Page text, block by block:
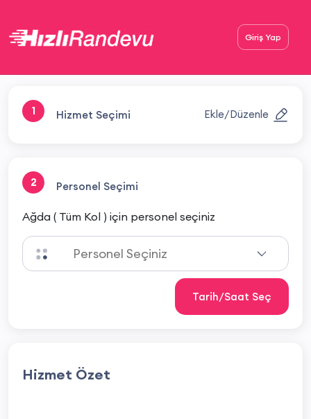
Giriş Yap
1 Hizmet Seçimi Ekle/Düzenle
2 Personel Seçimi
Ağda ( Tüm Kol ) için personel seçiniz
Tarih/Saat Seç
Hizmet Özet